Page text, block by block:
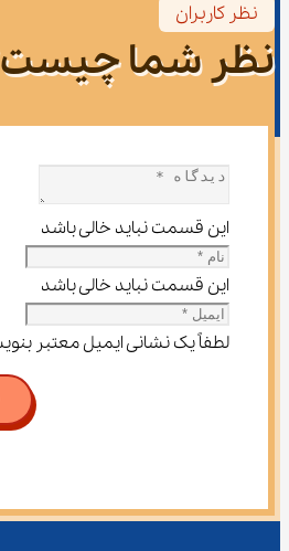
نظر کاربران
نظر شما
این قسمت نباید خالی باشد
این قسمت نباید خالی باشد
لطفاً یک نشانی ایمیل معتبر